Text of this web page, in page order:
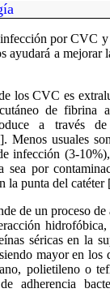
por CVC
ayudará a mejorar
los CVC es
de fibrina
a través
Menos usuales
infección (3-
sea por
la punta del catéter
de un proceso
séricas en la
mayor en
polietileno o
adherencia